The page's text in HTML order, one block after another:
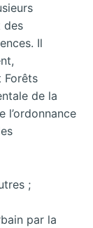
des
Il
Forêts
de la
l’ordonnance
;
par la